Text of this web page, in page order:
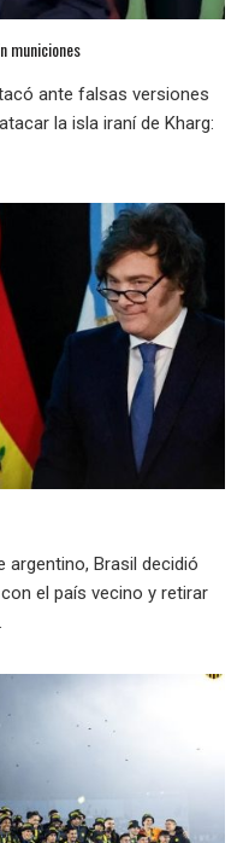
municiones
ante falsas versiones
la isla iraní de Kharg:
argentino, Brasil decidió
el país vecino y retirar